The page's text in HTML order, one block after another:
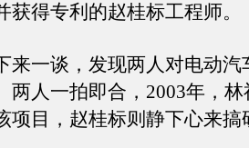
获得专利的赵桂标工程师。
一谈，发现两人对电动汽
两人一拍即合，2003年，
项目，赵桂标则静下心来搞